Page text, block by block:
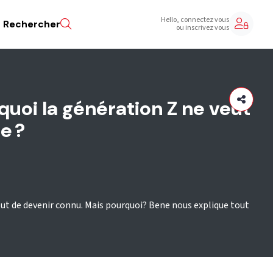
Rechercher Hello, connectez vous
ou inscrivez vous
la génération Z ne veut
?
de devenir connu. Mais pourquoi? Bene nous explique tout